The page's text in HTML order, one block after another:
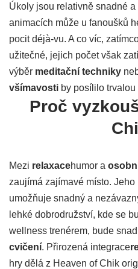
Úkoly jsou relativně snadné
animacích může u fanoušků
pocit déjà-vu. A co víc,
užitečné, jejich počet však
výběr meditační techniky
všímavosti by posílilo
Proč
Mezi relaxacehumor a
zaujímá zajímavé místo. Jeho
umožňuje snadný a
lehké dobrodružství, kde se
wellness trenérem, bude
cvičení. Přirozená integrace
hry dělá z Heaven of Chik